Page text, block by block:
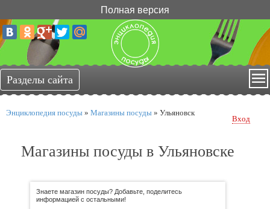
Полная версия
Энциклопедия посуды » Магазины посуды » Ульяновск
Вход
Магазины посуды в Ульяновске
Знаете магазин посуды? Добавьте, поделитесь
информацией с остальными!